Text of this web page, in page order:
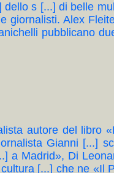
s [...] di belle
giornalisti. Alex
pubblicano
autore del libro
Gianni [...]
a Madrid», Di
[...] che ne